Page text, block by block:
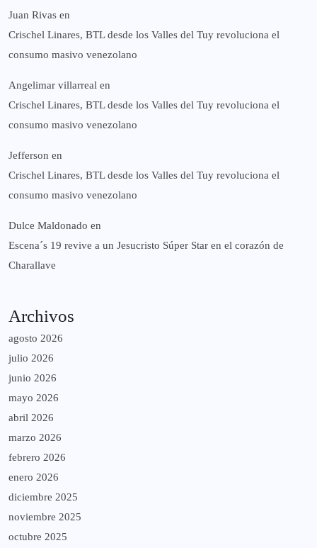
Juan Rivas en
Crischel Linares, BTL desde los Valles del Tuy revoluciona el
consumo masivo venezolano
Angelimar villarreal en
Crischel Linares, BTL desde los Valles del Tuy revoluciona el
consumo masivo venezolano
Jefferson en
Crischel Linares, BTL desde los Valles del Tuy revoluciona el
consumo masivo venezolano
Dulce Maldonado en
Escena´s 19 revive a un Jesucristo Súper Star en el corazón de
Charallave
Archivos
agosto 2026
julio 2026
junio 2026
mayo 2026
abril 2026
marzo 2026
febrero 2026
enero 2026
diciembre 2025
noviembre 2025
octubre 2025